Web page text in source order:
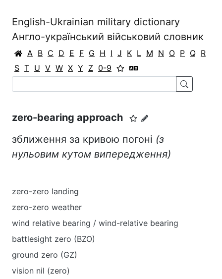
English-Ukrainian military dictionary
Англо-український військовий словник
A B C D E F G H I J K L M N O P Q R
S T U V W X Y Z 0-9
zero-bearing approach
зближення за кривою погоні (з
нульовим кутом випередження)
zero-zero landing
zero-zero weather
wind relative bearing / wind-relative bearing
battlesight zero (BZO)
ground zero (GZ)
vision nil (zero)